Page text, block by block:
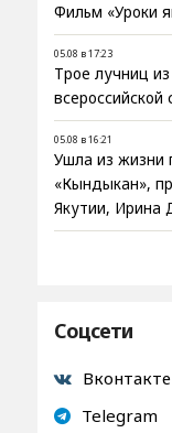
Фильм «Уроки
05.08 в 17:23
Трое лучниц
05.08 в 16:21
Ушла из жизни
«Кындыкан»,
Якутии, Ирина
Соцсети
Вконтакте
Telegram